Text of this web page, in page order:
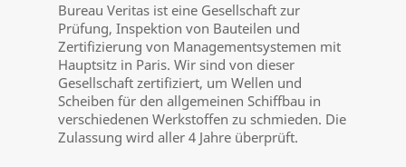
Bureau Veritas ist eine Gesellschaft zur
Prüfung, Inspektion von Bauteilen und
Zertifizierung von Managementsystemen mit
Hauptsitz in Paris. Wir sind von dieser
Gesellschaft zertifiziert, um Wellen und
Scheiben für den allgemeinen Schiffbau in
verschiedenen Werkstoffen zu schmieden. Die
Zulassung wird aller 4 Jahre überprüft.